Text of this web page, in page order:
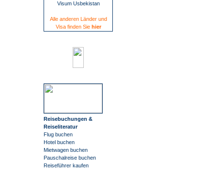
Visum Usbekistan
Alle anderen Länder und
Visa finden Siehier
Reisebuchungen &
Reiseliteratur
Flug buchen
Hotel buchen
Mietwagen buchen
Pauschalreise buchen
Reiseführer kaufen